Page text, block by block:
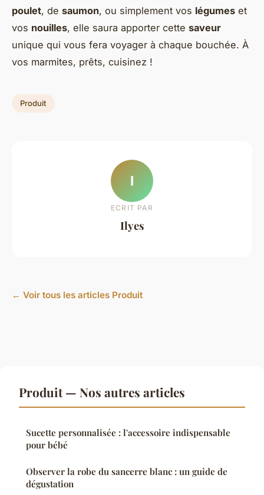
poulet, de saumon, ou simplement vos légumes et
vos nouilles, elle saura apporter cette saveur
unique qui vous fera voyager à chaque bouchée. À
vos marmites, prêts, cuisinez !
Produit
I
ECRIT PAR
Ilyes
← Voir tous les articles Produit
Produit — Nos autres articles
Sucette personnalisée : l'accessoire indispensable
pour bébé
Observer la robe du sancerre blanc : un guide de
dégustation